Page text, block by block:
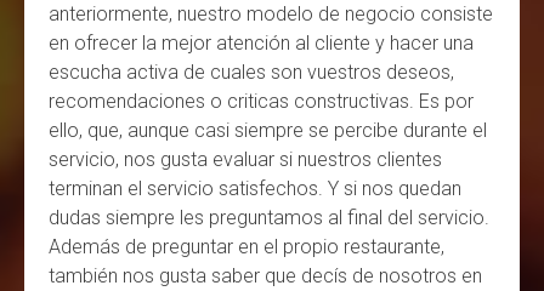
anteriormente, nuestro modelo de negocio consiste
en ofrecer la mejor atención al cliente y hacer una
escucha activa de cuales son vuestros deseos,
recomendaciones o criticas constructivas. Es por
ello, que, aunque casi siempre se percibe durante el
servicio, nos gusta evaluar si nuestros clientes
terminan el servicio satisfechos. Y si nos quedan
dudas siempre les preguntamos al final del servicio.
Además de preguntar en el propio restaurante,
también nos gusta saber que decís de nosotros en